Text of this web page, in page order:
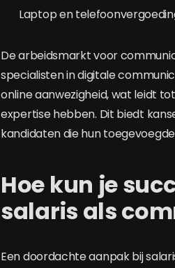
Laptop en
De arbeidsmarkt voor
specialisten in digitale
online aanwezigheid, wat leidt
expertise hebben. Dit biedt
kandidaten die hun
Hoe kun je
salaris als
Een doordachte aanpak bij